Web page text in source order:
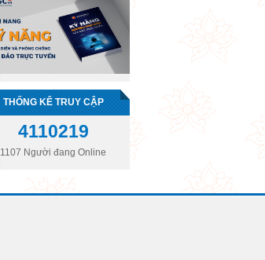
THỐNG KÊ TRUY CẬP
4110219
1107 Người đang Online